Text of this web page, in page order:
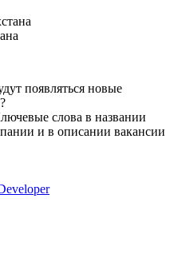
появляться новые
слова в названии
и в описании вакансии